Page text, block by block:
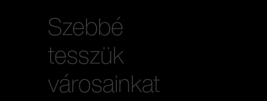
Szebbé
tesszük
városainkat